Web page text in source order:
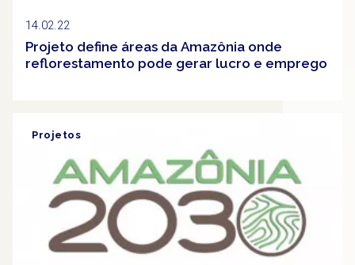
14.02.22
Projeto define áreas da Amazônia onde
reflorestamento pode gerar lucro e emprego
Projetos